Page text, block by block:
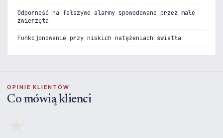
Odporność na fałszywe alarmy spowodowane przez małe
zwierzęta
Funkcjonowanie przy niskich natężeniach światła
OPINIE KLIENTÓW
Co mówią klienci